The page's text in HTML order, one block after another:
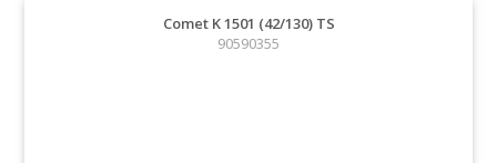
Comet K 1501 (42/130) TS
90590355